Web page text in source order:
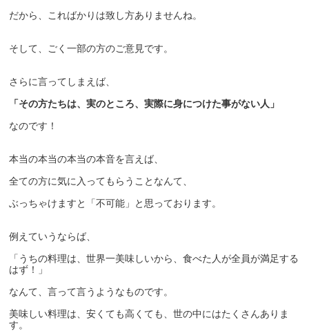
だから、こればかりは致し方ありませんね。
そして、ごく一部の方のご意見です。
さらに言ってしまえば、
「その方たちは、実のところ、実際に身につけた事がない人」
なのです！
本当の本当の本当の本音を言えば、
全ての方に気に入ってもらうことなんて、
ぶっちゃけますと「不可能」と思っております。
例えていうならば、
「うちの料理は、世界一美味しいから、食べた人が全員が満足する
はず！」
なんて、言って言うようなものです。
美味しい料理は、安くても高くても、世の中にはたくさんありま
す。